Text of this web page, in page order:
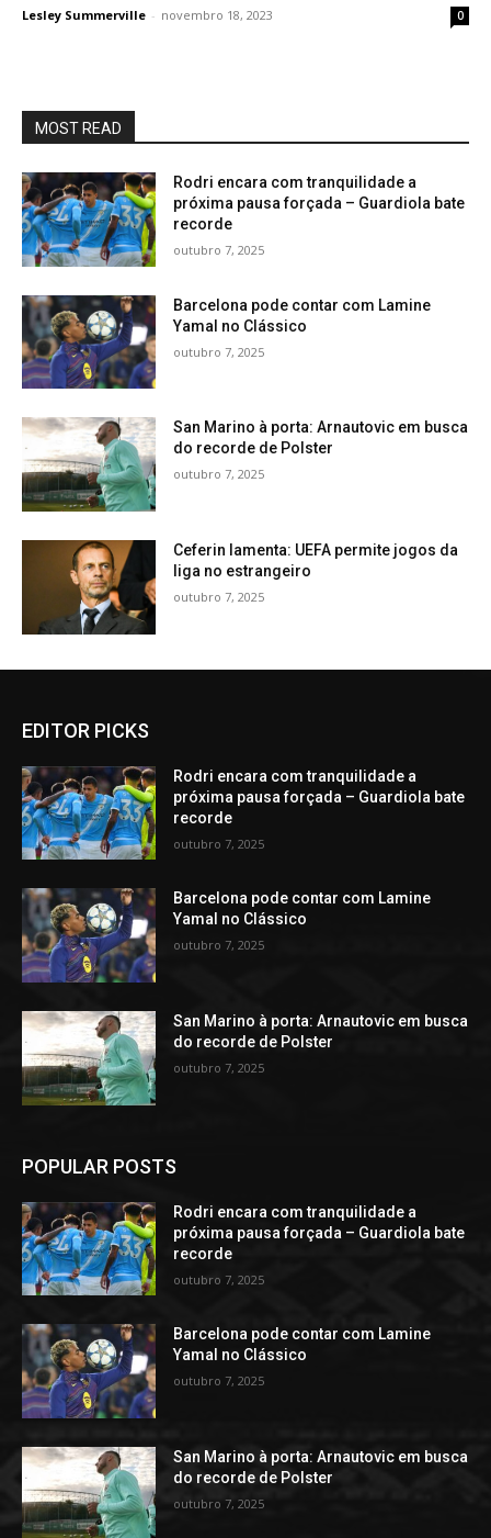
Lesley Summerville - novembro 18, 2023 0
MOST READ
Rodri encara com tranquilidade a
próxima pausa forçada – Guardiola bate
recorde
outubro 7, 2025
Barcelona pode contar com Lamine
Yamal no Clássico
outubro 7, 2025
San Marino à porta: Arnautovic em busca
do recorde de Polster
outubro 7, 2025
Ceferin lamenta: UEFA permite jogos da
liga no estrangeiro
outubro 7, 2025
EDITOR PICKS
Rodri encara com tranquilidade a
próxima pausa forçada – Guardiola bate
recorde
outubro 7, 2025
Barcelona pode contar com Lamine
Yamal no Clássico
outubro 7, 2025
San Marino à porta: Arnautovic em busca
do recorde de Polster
outubro 7, 2025
POPULAR POSTS
Rodri encara com tranquilidade a
próxima pausa forçada – Guardiola bate
recorde
outubro 7, 2025
Barcelona pode contar com Lamine
Yamal no Clássico
outubro 7, 2025
San Marino à porta: Arnautovic em busca
do recorde de Polster
outubro 7, 2025